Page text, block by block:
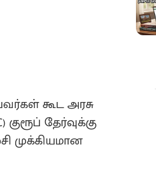
கூட அரசு
தேர்வுக்கு
முக்கியமான